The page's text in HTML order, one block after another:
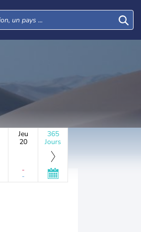
Jeu
20
-
-
365
Jours